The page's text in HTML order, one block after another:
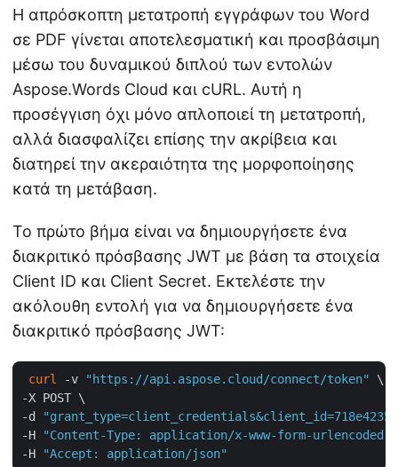
Η απρόσκοπτη μετατροπή εγγράφων του Word
σε PDF γίνεται αποτελεσματική και προσβάσιμη
μέσω του δυναμικού διπλού των εντολών
Aspose.Words Cloud και cURL. Αυτή η
προσέγγιση όχι μόνο απλοποιεί τη μετατροπή,
αλλά διασφαλίζει επίσης την ακρίβεια και
διατηρεί την ακεραιότητα της μορφοποίησης
κατά τη μετάβαση.
Το πρώτο βήμα είναι να δημιουργήσετε ένα
διακριτικό πρόσβασης JWT με βάση τα στοιχεία
Client ID και Client Secret. Εκτελέστε την
ακόλουθη εντολή για να δημιουργήσετε ένα
διακριτικό πρόσβασης JWT:
curl -v "https://api.aspose.cloud/connect/token"
\
-X POST \
-d
"grant_type=client_credentials&client_id=718e4235-
-H
"Content-Type: application/x-www-form-urlencoded"
-H
"Accept: application/json"